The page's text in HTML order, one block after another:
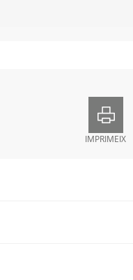
IMPRIMEIX